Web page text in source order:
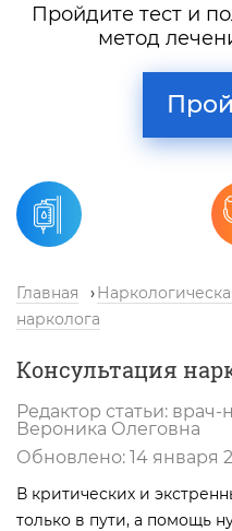
Пройдите тест и
метод
Главная
нарколога
Консультация
Редактор статьи: врач-
Вероника Олеговна
Обновлено: 14 января
В критических и
только в пути, а помощь